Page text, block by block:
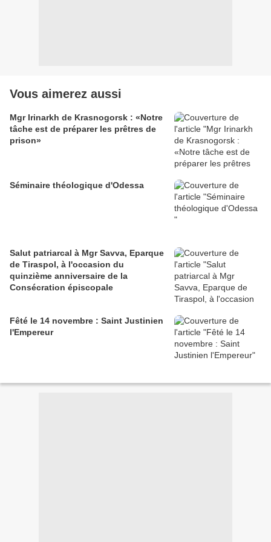
Vous aimerez aussi
Mgr Irinarkh de Krasnogorsk : «Notre
tâche est de préparer les prêtres de
prison»
Séminaire théologique d'Odessa
Salut patriarcal à Mgr Savva, Eparque
de Tiraspol, à l'occasion du
quinzième anniversaire de la
Consécration épiscopale
Fêté le 14 novembre : Saint Justinien
l'Empereur